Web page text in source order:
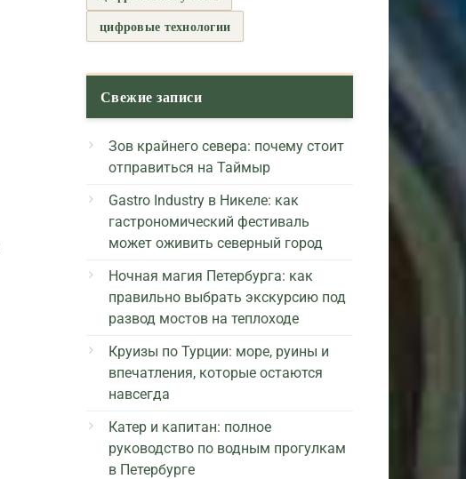
цифровые технологии
Свежие записи
Зов крайнего севера: почему стоит
отправиться на Таймыр
Gastro Industry в Никеле: как
гастрономический фестиваль
может оживить северный город
Ночная магия Петербурга: как
правильно выбрать экскурсию под
развод мостов на теплоходе
Круизы по Турции: море, руины и
впечатления, которые остаются
навсегда
Катер и капитан: полное
руководство по водным прогулкам
в Петербурге